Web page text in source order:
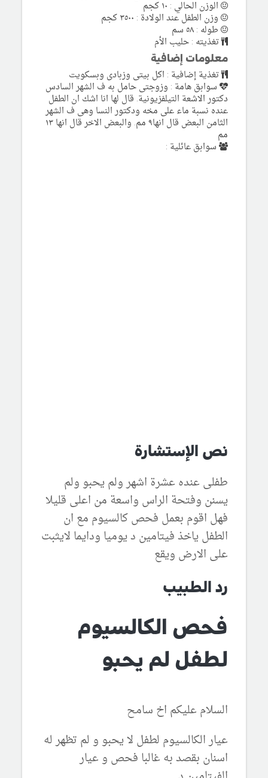
الوزن الحالي : ١٠ كجم
وزن الطفل عند الولادة : ٣٥٠٠ كجم
طوله : ٥٨ سم
تغذيته : حليب الأم
معلومات إضافية
تغذية إضافية : اكل بيتى وزبادى وبسكويت
سوابق هامة : وزوجتى حامل به ف الشهر السادس
دكتور الاشعة التيلفزيونية. قال لها انا اشك ان الطفل
عنده نسبة ماء على مخه ودكتور النسا وهى ف الشهر
الثامن البعض قال انها٩ مم. والبعض الاخر قال انها ١٣
مم
سوابق عائلية :
نص الإستشارة
طفلى عنده عشرة اشهر ولم يحبو ولم
يسنن وفتحة الراس واسعة من اعلى قليلا
فهل اقوم بعمل فحص كالسيوم مع ان
الطفل ياخذ فيتامين د يوميا ودايما لايثبت
على الارض ويقع
رد الطبيب
فحص الكالسيوم
لطفل لم يحبو
السلام عليكم اخ سامح
عيار الكالسيوم لطفل لا يحبو و لم تظهر له
اسنان بقصد به غالبا فحص و عيار